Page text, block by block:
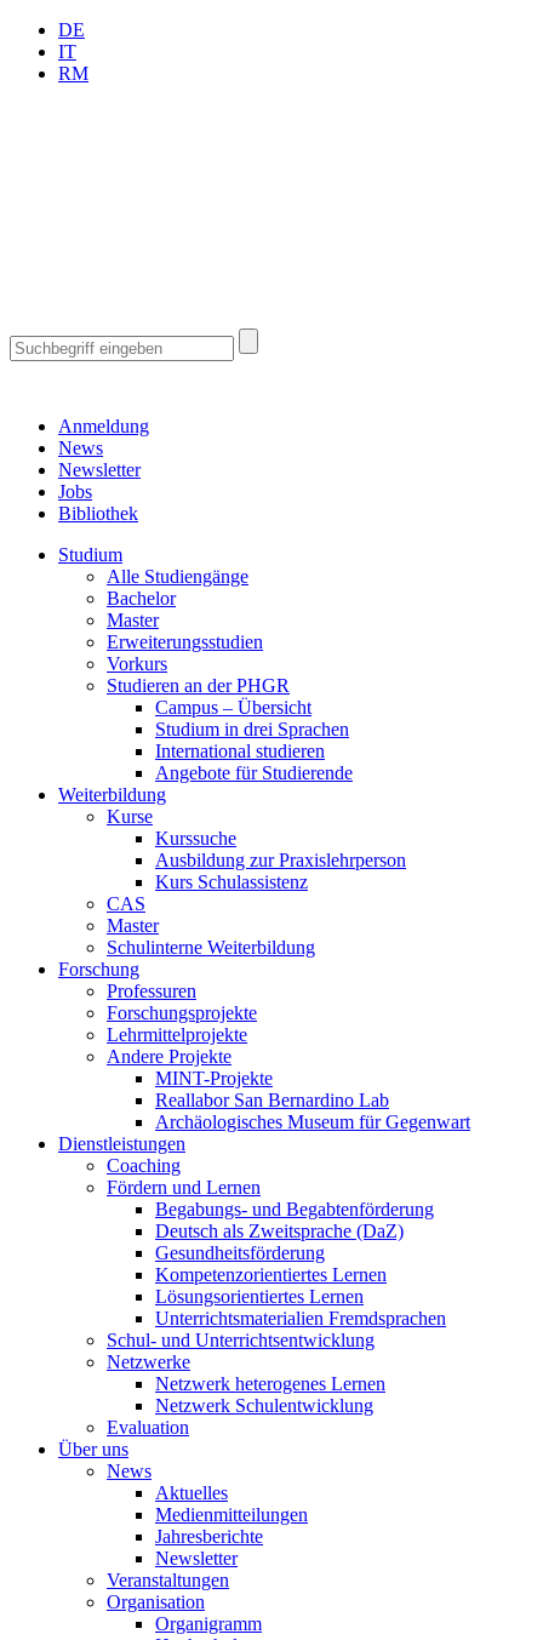
DE
IT
RM
Anmeldung
News
Newsletter
Jobs
Bibliothek
Studium
Alle Studiengänge
Bachelor
Master
Erweiterungsstudien
Vorkurs
Studieren an der PHGR
Campus – Übersicht
Studium in drei Sprachen
International studieren
Angebote für Studierende
Weiterbildung
Kurse
Kurssuche
Ausbildung zur Praxislehrperson
Kurs Schulassistenz
CAS
Master
Schulinterne Weiterbildung
Forschung
Professuren
Forschungsprojekte
Lehrmittelprojekte
Andere Projekte
MINT-Projekte
Reallabor San Bernardino Lab
Archäologisches Museum für Gegenwart
Dienstleistungen
Coaching
Fördern und Lernen
Begabungs- und Begabtenförderung
Deutsch als Zweitsprache (DaZ)
Gesundheitsförderung
Kompetenzorientiertes Lernen
Lösungsorientiertes Lernen
Unterrichtsmaterialien Fremdsprachen
Schul- und Unterrichtsentwicklung
Netzwerke
Netzwerk heterogenes Lernen
Netzwerk Schulentwicklung
Evaluation
Über uns
News
Aktuelles
Medienmitteilungen
Jahresberichte
Newsletter
Veranstaltungen
Organisation
Organigramm